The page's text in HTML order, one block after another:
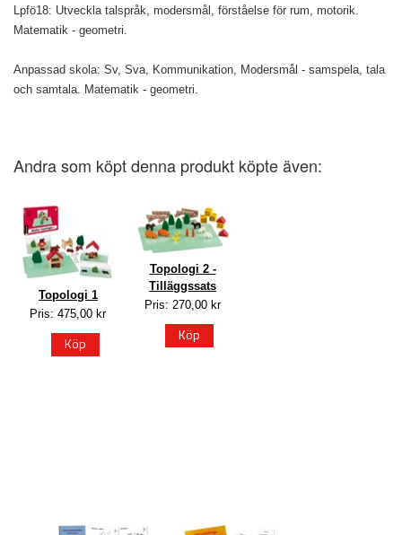
Lpfö18: Utveckla talspråk, modersmål, förståelse för rum, motorik.
Matematik - geometri.
Anpassad skola: Sv, Sva, Kommunikation, Modersmål - samspela, tala
och samtala. Matematik - geometri.
Andra som köpt denna produkt köpte även:
Topologi 1
Pris: 475,00 kr
Köp
Topologi 2 -
Tilläggssats
Pris: 270,00 kr
Köp